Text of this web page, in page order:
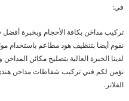
في:
تركيب مداخن بكافة الأحجام وبخبرة
نقوم أيضا بتنظيف هود مطاعم باستخدام
لدينا الخبرة العالية بتصليح مكائن
نؤمن لكم فني تركيب شفاطات مداخن
الفلاتر.